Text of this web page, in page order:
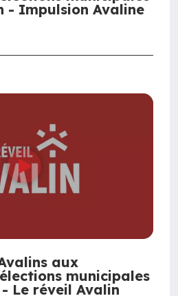
- Impulsion Avaline
aux
municipales
Le réveil Avalin